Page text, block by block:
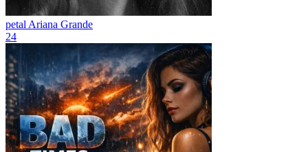
petal Ariana Grande
24